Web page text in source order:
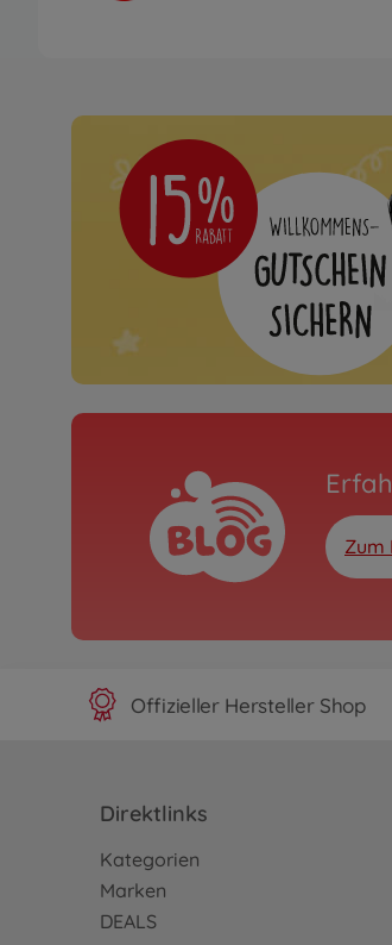
Zum
Offizieller Hersteller Shop
Direktlinks
Kategorien
Marken
DEALS